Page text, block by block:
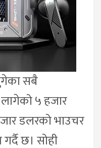
सबै
५ हजार
डलरको भाउचर
छ। सोही